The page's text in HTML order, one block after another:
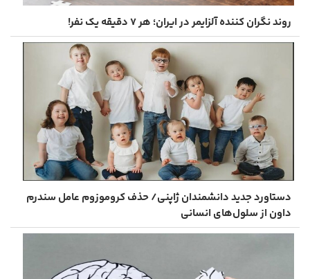
روند نگران کننده آلزایمر در ایران؛ هر ۷ دقیقه یک نفر!
دستاورد جدید دانشمندان ژاپنی/ حذف کروموزوم عامل سندرم
داون از سلول‌های انسانی